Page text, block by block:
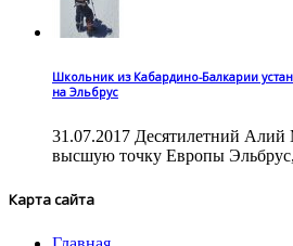
Школьник из Кабардино-Балкарии
на Эльбрус
31.07.2017 Десятилетний Алий
высшую точку Европы
Карта сайта